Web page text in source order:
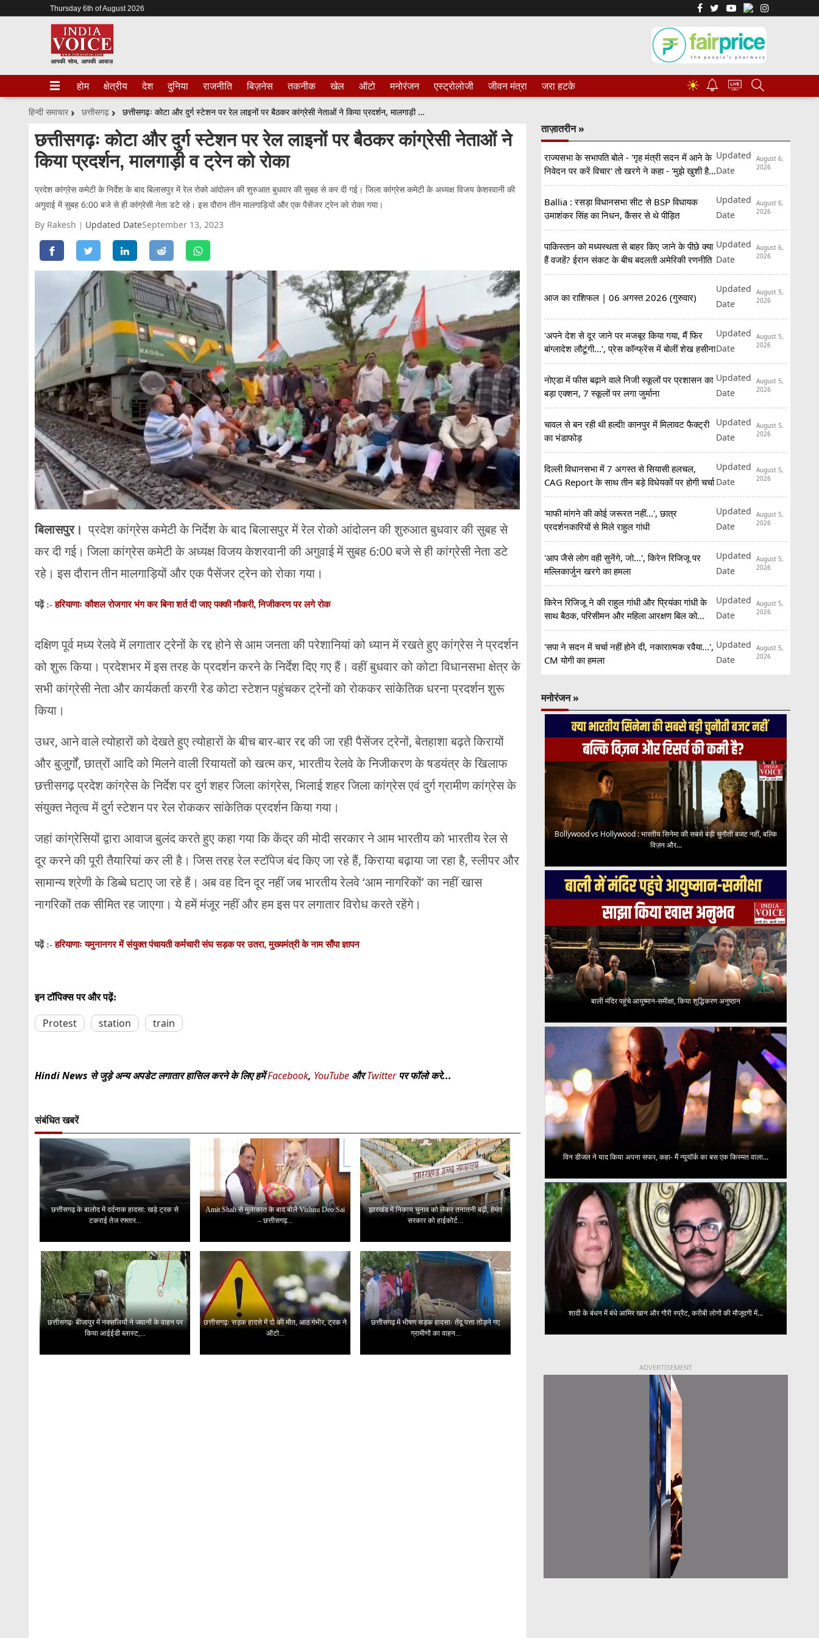
Thursday 6th of August 2026
होम क्षेत्रीय देश दुनिया राजनीति बिज़नेस तकनीक खेल ऑटो मनोरंजन एस्ट्रोलोजी जीवन मंत्रा जरा हटके ☀
हिन्दी समाचार छत्तीसगढ़ छत्तीसगढ़ः कोटा और दुर्ग स्टेशन पर रेल लाइनों पर बैठकर कांग्रेसी नेताओं ने किया प्रदर्शन, मालगाड़ी व ट्रेन को रोका
छत्तीसगढ़ः कोटा और दुर्ग स्टेशन पर रेल लाइनों पर बैठकर कांग्रेसी नेताओं ने
किया प्रदर्शन, मालगाड़ी व ट्रेन को रोका
प्रदेश कांग्रेस कमेटी के निर्देश के बाद बिलासपुर में रेल रोको आंदोलन की शुरुआत बुधवार की सुबह से कर दी गई। जिला कांग्रेस कमेटी के अध्यक्ष विजय केशरवानी की
अगुवाई में सुबह 6:00 बजे से ही कांग्रेसी नेता डटे रहे। इस दौरान तीन मालगाड़ियों और एक पैसेंजर ट्रेन को रोका गया।
By Rakesh
Updated DateSeptember 13, 2023
बिलासपुर। प्रदेश कांग्रेस कमेटी के निर्देश के बाद बिलासपुर में रेल रोको आंदोलन की शुरुआत बुधवार की सुबह से
कर दी गई। जिला कांग्रेस कमेटी के अध्यक्ष विजय केशरवानी की अगुवाई में सुबह 6:00 बजे से ही कांग्रेसी नेता डटे
रहे। इस दौरान तीन मालगाड़ियों और एक पैसेंजर ट्रेन को रोका गया।
पढ़ें :-हरियाणाः कौशल रोजगार भंग कर बिना शर्त दी जाए पक्की नौकरी, निजीकरण पर लगे रोक
दक्षिण पूर्व मध्य रेलवे में लगातार ट्रेनों के रद्द होने से आम जनता की परेशानियां को ध्यान में रखते हुए कांग्रेस ने प्रदर्शन
को शुरू किया। प्रदेशभर में इस तरह के प्रदर्शन करने के निर्देश दिए गए हैं। वहीं बुधवार को कोटा विधानसभा क्षेत्र के
सभी कांग्रेसी नेता और कार्यकर्ता करगी रेड कोटा स्टेशन पहुंचकर ट्रेनों को रोककर सांकेतिक धरना प्रदर्शन शुरू
किया।
उधर, आने वाले त्योहारों को देखते हुए त्योहारों के बीच बार-बार रद्द की जा रही पैसेंजर ट्रेनों, बेतहाशा बढ़ते किरायों
और बुजुर्गों, छात्रों आदि को मिलने वाली रियायतों को खत्म कर, भारतीय रेलवे के निजीकरण के षडयंत्र के खिलाफ
छत्तीसगढ़ प्रदेश कांग्रेस के निर्देश पर दुर्ग शहर जिला कांग्रेस, भिलाई शहर जिला कांग्रेस एवं दुर्ग ग्रामीण कांग्रेस के
संयुक्त नेतृत्व में दुर्ग स्टेशन पर रेल रोककर सांकेतिक प्रदर्शन किया गया।
जहां कांग्रेसियों द्वारा आवाज बुलंद करते हुए कहा गया कि केंद्र की मोदी सरकार ने आम भारतीय को भारतीय रेल से
दूर करने की पूरी तैयारियां कर ली है। जिस तरह रेल स्टॉपेज बंद किए जा रहे हैं, किराया बढ़ाया जा रहा है, स्लीपर और
सामान्य श्रेणी के डिब्बे घटाए जा रहे हैं। अब वह दिन दूर नहीं जब भारतीय रेलवे ‘आम नागरिकों’ का नहीं खास
नागरिकों तक सीमित रह जाएगा। ये हमें मंजूर नहीं और हम इस पर लगातार विरोध करते रहेंगे।
पढ़ें :-हरियाणाः यमुनानगर में संयुक्त पंचायती कर्मचारी संघ सड़क पर उतरा, मुख्यमंत्री के नाम सौंपा ज्ञापन
इन टॉपिक्स पर और पढ़ें:
Protest station train
Hindi News से जुड़े अन्य अपडेट लगातार हासिल करने के लिए हमेंFacebook, YouTube औरTwitterपर फॉलो करे...
संबंधित खबरें
छत्तीसगढ़ के बालोद में दर्दनाक हादसा: खड़े ट्रक से
टकराई तेज रफ्तार...
Amit Shah से मुलाकात के बाद बोले Vishnu Deo Sai
– छत्तीसगढ़...
झारखंड में निकाय चुनाव को लेकर तनातनी बढ़ी, हेमंत
सरकार को हाईकोर्ट...
छत्तीसगढ़ः बीजापुर में नक्सलियों ने जवानों के वाहन पर
किया आईईडी ब्लास्ट,...
छत्तीसगढ़ः सड़क हादसे में दो की मौत, आठ गंभीर, ट्रक ने
ऑटो...
छत्तीसगढ़ में भीषण सड़क हादसाः तेंदू पत्ता तोड़ने गए
ग्रामीणों का वाहन...
ताज़ातरीन »
राज्यसभा के सभापति बोले - 'गृह मंत्री सदन में आने के
निवेदन पर करें विचार' तो खरगे ने कहा - 'मुझे खुशी है
कि...'
Updated
Date
August 6,
2026
Ballia : रसड़ा विधानसभा सीट से BSP विधायक
उमाशंकर सिंह का निधन, कैंसर से थे पीड़ित
Updated
Date
August 6,
2026
पाकिस्तान को मध्यस्थता से बाहर किए जाने के पीछे क्या
हैं वजहें? ईरान संकट के बीच बदलती अमेरिकी रणनीति
Updated
Date
August 6,
2026
आज का राशिफल | 06 अगस्त 2026 (गुरुवार)
Updated
Date
August 5,
2026
'अपने देश से दूर जाने पर मजबूर किया गया, मैं फिर
बांग्लादेश लौटूंगी...', प्रेस कॉन्फ्रेंस में बोलीं शेख हसीना
Updated
Date
August 5,
2026
नोएडा में फीस बढ़ाने वाले निजी स्कूलों पर प्रशासन का
बड़ा एक्शन, 7 स्कूलों पर लगा जुर्माना
Updated
Date
August 5,
2026
चावल से बन रही थी हल्दी! कानपुर में मिलावट फैक्ट्री
का भंडाफोड़
Updated
Date
August 5,
2026
दिल्ली विधानसभा में 7 अगस्त से सियासी हलचल,
CAG Report के साथ तीन बड़े विधेयकों पर होगी चर्चा
Updated
Date
August 5,
2026
'माफी मांगने की कोई जरूरत नहीं...', छात्र
प्रदर्शनकारियों से मिले राहुल गांधी
Updated
Date
August 5,
2026
'आप जैसे लोग वही सुनेंगे, जो...', किरेन रिजिजू पर
मल्लिकार्जुन खरगे का हमला
Updated
Date
August 5,
2026
किरेन रिजिजू ने की राहुल गांधी और प्रियंका गांधी के
साथ बैठक, परिसीमन और महिला आरक्षण बिल को
लेकर मांगा समर्थन
Updated
Date
August 5,
2026
'सपा ने सदन में चर्चा नहीं होने दी, नकारात्मक रवैया...',
CM योगी का हमला
Updated
Date
August 5,
2026
मनोरंजन »
Bollywood vs Hollywood : भारतीय सिनेमा की सबसे बड़ी चुनौती बजट नहीं, बल्कि
विज़न और...
बाली मंदिर पहुंचे आयुष्मान-समीक्षा, किया शुद्धिकरण अनुष्ठान
विन डीजल ने याद किया अपना सफर, कहा- मैं न्यूयॉर्क का बस एक किस्मत वाला...
शादी के बंधन में बंधे आमिर खान और गौरी स्प्रैट, करीबी लोगों की मौजूदगी में...
ADVERTISEMENT